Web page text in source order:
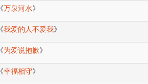
《万泉河水》
《我爱的人不爱我》
《为爱说抱歉》
《幸福相守》